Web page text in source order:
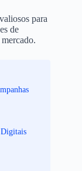
para
de
Digitais